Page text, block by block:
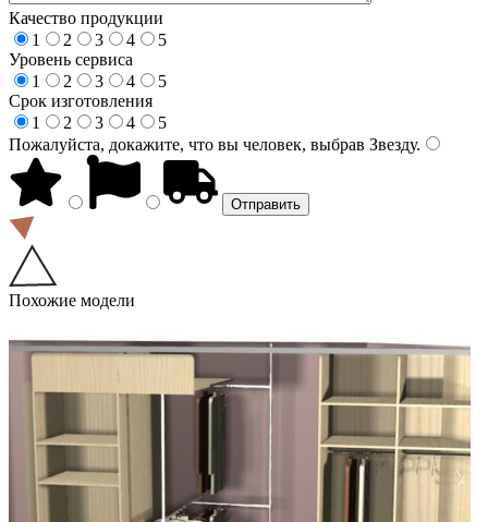
Качество продукции
1
2 3 4
5
Уровень сервиса
1
2 3 4
5
Срок изготовления
1
2 3 4
5
Пожалуйста, докажите, что вы человек, выбрав Звезду.
Похожие модели